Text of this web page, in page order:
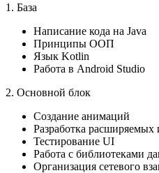
1. База
Написание кода на Java
Принципы ООП
Язык Kotlin
Работа в Android Studio
2. Основной блок
Создание анимаций
Разработка
Тестирование UI
Работа с библиотеками
Организация сетевого